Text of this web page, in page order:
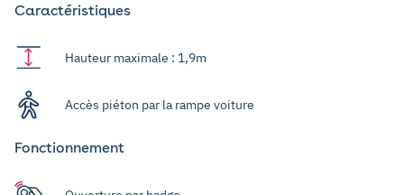
Caractéristiques
Hauteur maximale : 1,9m
Accès piéton par la rampe voiture
Fonctionnement